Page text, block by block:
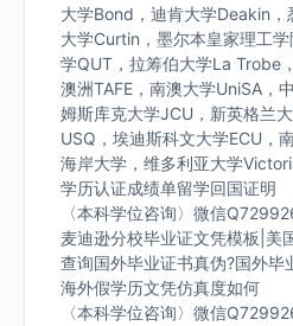
大学Bond，迪肯大学Deakin，
大学Curtin，墨尔本皇家理工
学QUT，拉筹伯大学La Trobe
澳洲TAFE，南澳大学UniSA，
姆斯库克大学JCU，新英格兰
USQ，埃迪斯科文大学ECU，
海岸大学，维多利亚大学
学历认证成绩单留学回国证明
〈本科学位咨询〉微信
麦迪逊分校毕业证文凭模板|美
查询国外毕业证书真伪?国外毕
海外假学历文凭仿真度如何
〈本科学位咨询〉微信